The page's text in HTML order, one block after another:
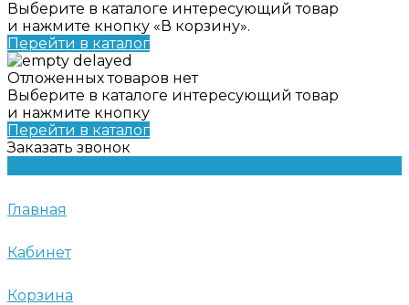
Выберите в каталоге интересующий товар
и нажмите кнопку «В корзину».
Перейти в каталог
Отложенных товаров нет
Выберите в каталоге интересующий товар
и нажмите кнопку
Перейти в каталог
Заказать звонок
Главная
Кабинет
Корзина